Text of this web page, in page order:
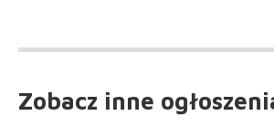
Zobacz inne